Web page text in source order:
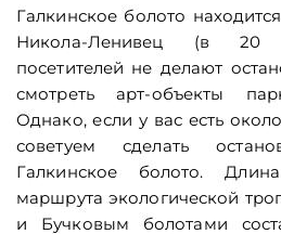
Галкинское болото
Никола-Ленивец (в 20
посетителей не делают
смотреть арт-объекты
Однако, если у вас есть
советуем сделать
Галкинское болото.
маршрута экологической
и Бучковым болотами